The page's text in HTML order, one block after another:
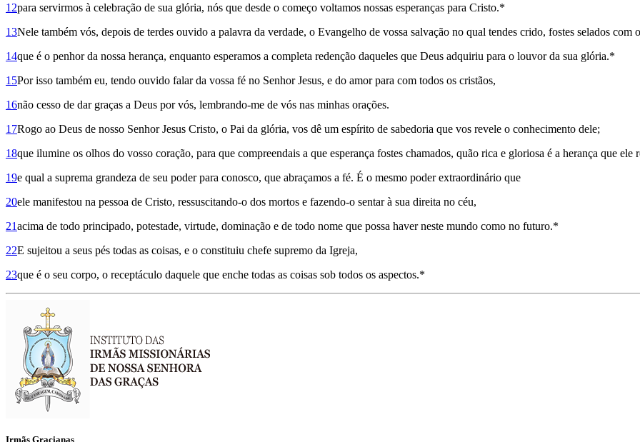
12para servirmos à celebração de sua glória, nós que desde o começo voltamos nossas esperanças para Cristo.*
13Nele também vós, depois de terdes ouvido a palavra da verdade, o Evangelho de vossa salvação no qual tendes crido, fostes selados
14que é o penhor da nossa herança, enquanto esperamos a completa redenção daqueles que Deus adquiriu para o louvor da sua glória.*
15Por isso também eu, tendo ouvido falar da vossa fé no Senhor Jesus, e do amor para com todos os cristãos,
16não cesso de dar graças a Deus por vós, lembrando-me de vós nas minhas orações.
17Rogo ao Deus de nosso Senhor Jesus Cristo, o Pai da glória, vos dê um espírito de sabedoria que vos revele o conhe­cimento dele;
18que ilumine os olhos do vosso coração, para que compreendais a que esperança fostes chamados, quão rica e gloriosa é a herança que ele
19e qual a suprema grandeza de seu poder para conosco, que abraçamos a fé. É o mesmo poder extraordinário que
20ele manifestou na pessoa de Cristo, ressuscitando-o dos mortos e fazendo-o sentar à sua direita no céu,
21acima de todo principado, potestade, virtude, dominação e de todo nome que possa haver neste mundo como no futuro.*
22E sujeitou a seus pés todas as coisas, e o constituiu chefe supremo da Igreja,
23que é o seu corpo, o receptáculo daquele que enche todas as coisas sob todos os aspectos.*
Irmãs Gracianas